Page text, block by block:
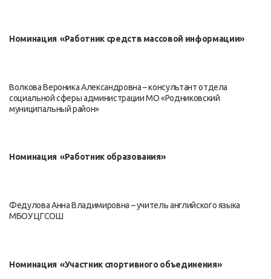
Номинация «Работник средств массовой информации»
Волкова Вероника Александровна – консультант отдела
социальной сферы администрации МО «Родниковский
муниципальный район»
Номинация «Работник образования»
Федулова Анна Владимировна – учитель английского языка
МБОУ ЦГСОШ
Номинация «Участник спортивного объединения»